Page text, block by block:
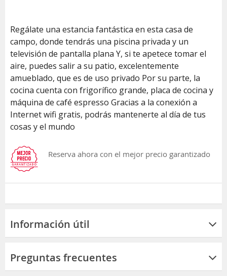
Regálate una estancia fantástica en esta casa de
campo, donde tendrás una piscina privada y un
televisión de pantalla plana Y, si te apetece tomar el
aire, puedes salir a su patio, excelentemente
amueblado, que es de uso privado Por su parte, la
cocina cuenta con frigorífico grande, placa de cocina y
máquina de café espresso Gracias a la conexión a
Internet wifi gratis, podrás mantenerte al día de tus
cosas y el mundo
Reserva ahora con el mejor precio garantizado
Información útil
Preguntas frecuentes